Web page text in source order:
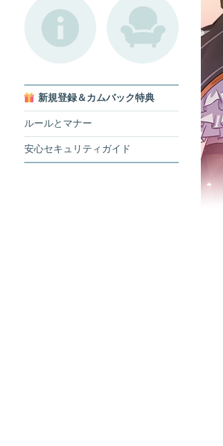
新規登録＆カムバック特典
ルールとマナー
安心セキュリティガイド